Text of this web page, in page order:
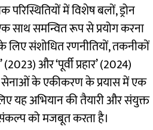
में विशेष बलों, ड्रोन
साथ समन्वित रूप से प्रयोग करना
संशोधित रणनीतियों, तकनीकों
और ‘पूर्वी प्रहार’ (2024)
सेनाओं के एकीकरण के प्रयास में एक
यह अभियान की तैयारी और संयुक्त
को मजबूत करता है।